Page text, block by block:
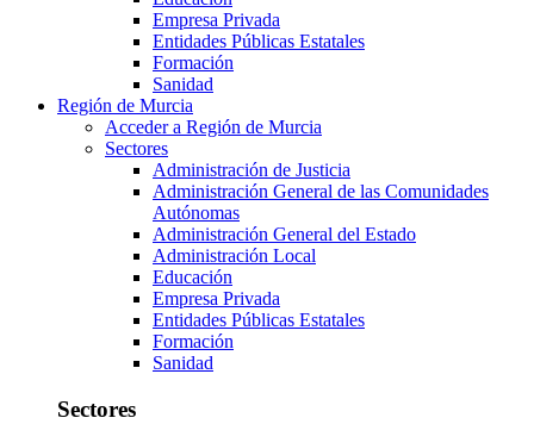
Empresa Privada
Entidades Públicas Estatales
Formación
Sanidad
Región de Murcia
Acceder a Región de Murcia
Sectores
Administración de Justicia
Administración General de las Comunidades
Autónomas
Administración General del Estado
Administración Local
Educación
Empresa Privada
Entidades Públicas Estatales
Formación
Sanidad
Sectores